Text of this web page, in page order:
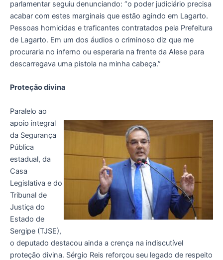
parlamentar seguiu denunciando: “o poder judiciário precisa
acabar com estes marginais que estão agindo em Lagarto.
Pessoas homicidas e traficantes contratados pela Prefeitura
de Lagarto. Em um dos áudios o criminoso diz que me
procuraria no inferno ou esperaria na frente da Alese para
descarregava uma pistola na minha cabeça.”
Proteção divina
Paralelo ao
apoio integral
da Segurança
Pública
estadual, da
Casa
Legislativa e do
Tribunal de
Justiça do
Estado de
Sergipe (TJSE),
o deputado destacou ainda a crença na indiscutível
proteção divina. Sérgio Reis reforçou seu legado de respeito